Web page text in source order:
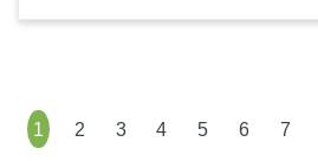
1 2 3 4 5 6 7